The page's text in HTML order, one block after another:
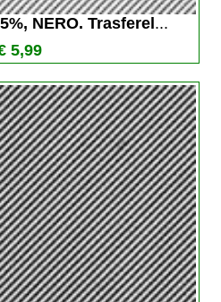
NERO. Trasferel ...
5,99